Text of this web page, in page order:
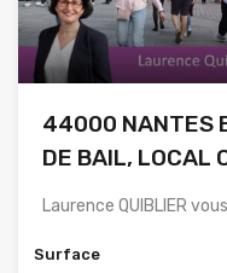
44000 NANTES
DE BAIL, LOCAL
Laurence QUIBLIER
Surface